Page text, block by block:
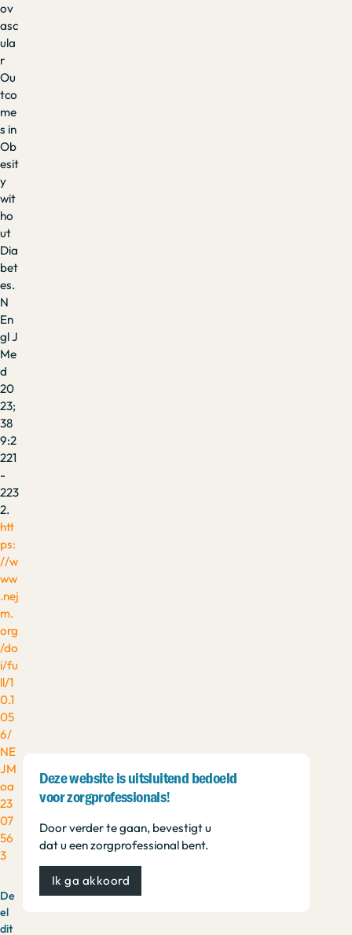
ov
asc
ula
r
Ou
tco
me
s in
Ob
esit
y
wit
ho
ut
Dia
bet
es.
N
En
gl J
Me
d
20
23;
38
9:2
221
-
223
2.
htt
ps:
//w
ww
.nej
m.
org
/do
i/fu
ll/1
0.1
05
6/
NE
JM
oa
23
07
56
3
De
el
dit
Deze website is uitsluitend bedoeld
voor zorgprofessionals!
Door verder te gaan, bevestigt u
dat u een zorgprofessional bent.
Ik ga akkoord